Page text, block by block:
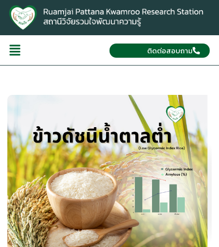
ติดต่อสอบถาม